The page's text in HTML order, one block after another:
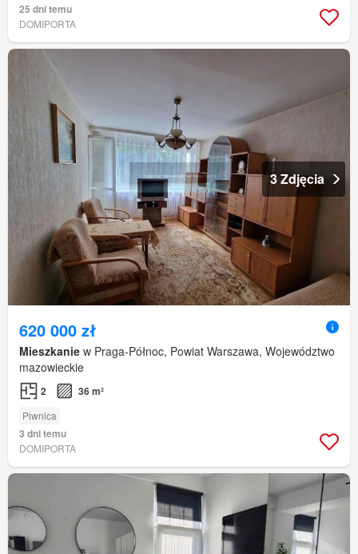
25 dni temu
DOMIPORTA
3 Zdjęcia
620 000 zł
Mieszkanie w Praga-Północ, Powiat Warszawa, Województwo
mazowieckie
2 36 m²
Piwnica
3 dni temu
DOMIPORTA